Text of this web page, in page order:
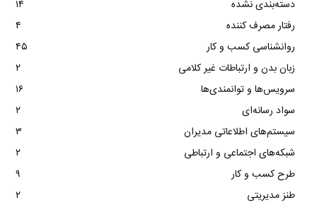
دسته‌بندی نشده
۱۴
رفتار مصرف کننده
۴
روانشناسی کسب و کار
۴۵
زبان بدن و ارتباطات غیر کلامی
۲
سرویس‌ها و توانمندی‌ها
۱۶
سواد رسانه‌ای
۲
سیستم‌های اطلاعاتی مدیران
۳
شبکه‌های اجتماعی و ارتباطی
۲
طرح کسب و کار
۹
طنز مدیریتی
۲